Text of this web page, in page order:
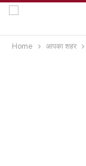
Home आपका शहर